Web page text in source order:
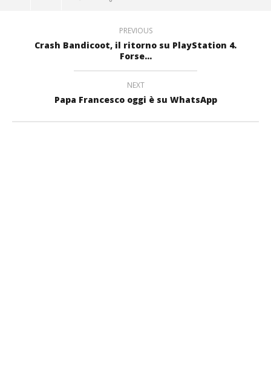
PREVIOUS
Crash Bandicoot, il ritorno su PlayStation 4.
Forse…
NEXT
Papa Francesco oggi è su WhatsApp